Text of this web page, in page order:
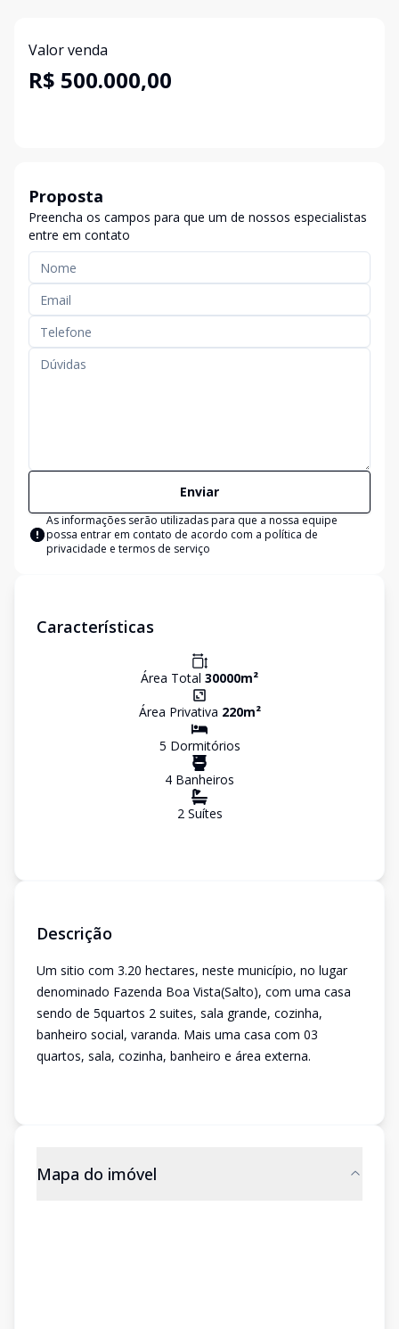
Valor venda
R$ 500.000,00
Proposta
Preencha os campos para que um de nossos especialistas
entre em contato
Enviar
As informações serão utilizadas para que a nossa equipe
possa entrar em contato de acordo com a política de
privacidade e termos de serviço
Características
Área Total 30000m²
Área Privativa 220m²
5 Dormitórios
4 Banheiros
2Suítes
Descrição
Um sitio com 3.20 hectares, neste município, no lugar
denominado Fazenda Boa Vista(Salto), com uma casa
sendo de 5quartos 2 suites, sala grande, cozinha,
banheiro social, varanda. Mais uma casa com 03
quartos, sala, cozinha, banheiro e área externa.
Mapa do imóvel